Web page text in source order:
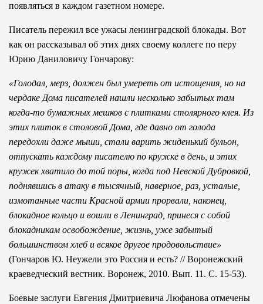
появляться в каждом газетном номере.
Писатель пережил все ужасы ленинградской блокады. Вот
как он рассказывал об этих днях своему коллеге по перу
Юрию Даниловичу Гончарову:
«Голодал, мерз, должен был умереть от истощения, но на
чердаке Дома писателей нашли несколько забытых там
когда-то бумажных мешков с плитками столярного клея. Из
этих плиток в столовой Дома, где давно от голода
передохли даже мыши, стали варить жиденький бульон,
отпускать каждому писателю по кружке в день, и этих
кружек хватило до той поры, когда под Невской Дубровкой,
поднявшись в атаку в тысячный, наверное, раз, усталые,
измотанные части Красной армии прорвали, наконец,
блокадное кольцо и вошли в Ленинград, принеся с собой
блокадникам освобождение, жизнь, уже забытый
большинством хлеб и всякое другое продовольствие»
(Гончаров Ю. Неужели это Россия и есть? // Воронежский
краеведческий вестник. Воронеж, 2010. Вып. 11. С. 15-53).
Боевые заслуги Евгения Дмитриевича Люфанова отмечены